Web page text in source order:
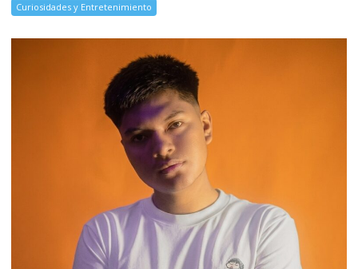
Curiosidades y Entretenimiento